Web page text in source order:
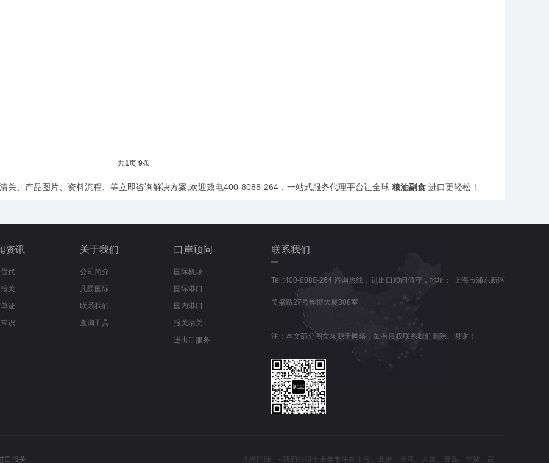
共1页 9条
关、产品图片、资料流程、等立即咨询解决方案,欢迎致电400-8088-264，一站式服务代理平台让全球 粮油副食 进口更轻松！
资讯
代
关
证
识
关于我们
公司简介
凡爵国际
联系我们
查询工具
口岸顾问
国际机场
国际港口
国内港口
报关清关
进出口服务
联系我们
Tel :400-8088-264 咨询热线，进出口顾问值守，地址： 上海市浦东新区
美盛路27号烨博大厦308室
注：本文部分图文来源于网络，如有侵权联系我们删除。谢谢！
口报关 「凡爵国际」- 我们公司十余年专注在上海、北京、天津、大连、青岛、宁波、武